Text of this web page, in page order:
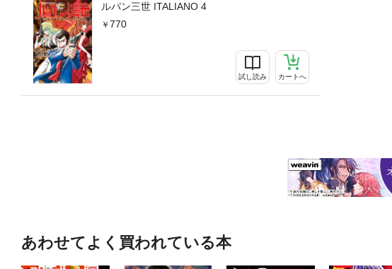
ルパン三世 ITALIANO 4
770
試し読み カートへ
あわせてよく買われている本